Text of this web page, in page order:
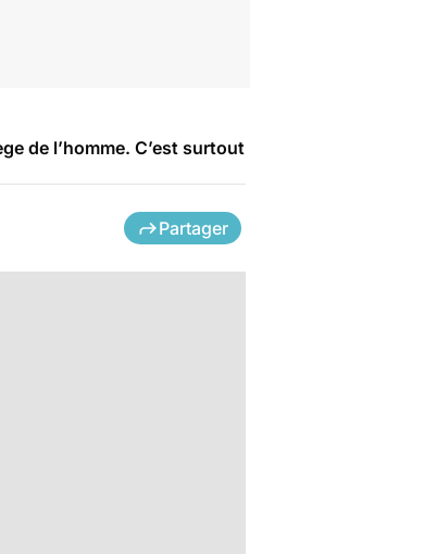
de l’homme. C’est surtout
Partager